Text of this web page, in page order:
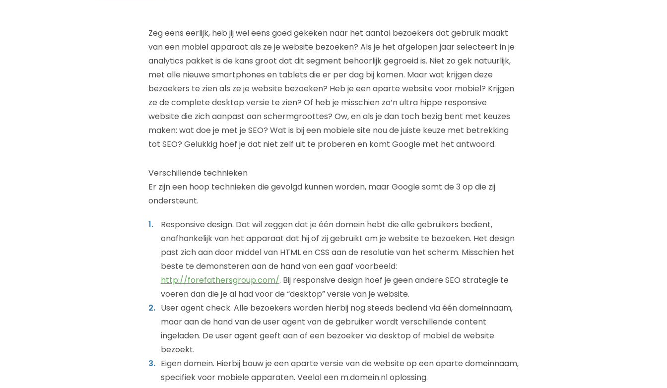
Zeg eens eerlijk, heb jij wel eens goed gekeken naar het aantal bezoekers dat gebruik maakt
van een mobiel apparaat als ze je website bezoeken? Als je het afgelopen jaar selecteert in je
analytics pakket is de kans groot dat dit segment behoorlijk gegroeid is. Niet zo gek natuurlijk,
met alle nieuwe smartphones en tablets die er per dag bij komen. Maar wat krijgen deze
bezoekers te zien als ze je website bezoeken? Heb je een aparte website voor mobiel? Krijgen
ze de complete desktop versie te zien? Of heb je misschien zo’n ultra hippe responsive
website die zich aanpast aan schermgroottes? Ow, en als je dan toch bezig bent met keuzes
maken: wat doe je met je SEO? Wat is bij een mobiele site nou de juiste keuze met betrekking
tot SEO? Gelukkig hoef je dat niet zelf uit te proberen en komt Google met het antwoord.
Verschillende technieken
Er zijn een hoop technieken die gevolgd kunnen worden, maar Google somt de 3 op die zij
ondersteunt.
Responsive design. Dat wil zeggen dat je één domein hebt die alle gebruikers bedient,
onafhankelijk van het apparaat dat hij of zij gebruikt om je website te bezoeken. Het design
past zich aan door middel van HTML en CSS aan de resolutie van het scherm. Misschien het
beste te demonsteren aan de hand van een gaaf voorbeeld:
http://forefathersgroup.com/. Bij responsive design hoef je geen andere SEO strategie te
voeren dan die je al had voor de “desktop” versie van je website.
User agent check. Alle bezoekers worden hierbij nog steeds bediend via één domeinnaam,
maar aan de hand van de user agent van de gebruiker wordt verschillende content
ingeladen. De user agent geeft aan of een bezoeker via desktop of mobiel de website
bezoekt.
Eigen domein. Hierbij bouw je een aparte versie van de website op een aparte domeinnaam,
specifiek voor mobiele apparaten. Veelal een m.domein.nl oplossing.